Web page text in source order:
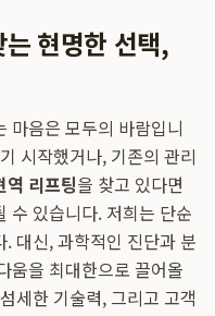
현명한 선택,
마음은 모두의 바람입니
시작했거나, 기존의 관리
역 리프팅을 찾고 있다면
수 있습니다. 저희는 단순
대신, 과학적인 진단과 분
움을 최대한으로 끌어올
세한 기술력, 그리고 고객